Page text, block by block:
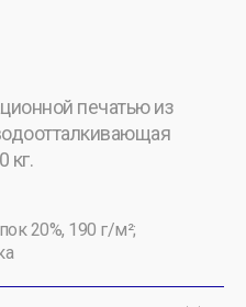
печатью из
кг.
20%, 190 г/м²;